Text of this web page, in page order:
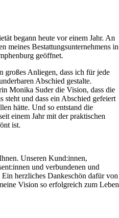
begann heute vor einem Jahr. An
meines Bestattungsunternehmens in
geöffnet.
großes Anliegen, dass ich für jede
Abschied gestalte.
Monika Suder die Vision, dass die
steht und dass ein Abschied gefeiert
hätte. Und so entstand die
einem Jahr mit der praktischen
ist.
Unseren Kund:innen,
und verbundenen und
herzliches Dankeschön dafür von
Vision so erfolgreich zum Leben